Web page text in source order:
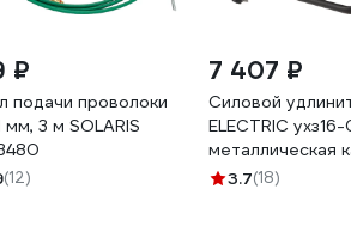
₽
подачи проволоки
3 м SOLARIS
(12)
7 407 ₽
Силовой
ELECTRIC
металлическая
а3, 4 места, ip44,
3.7(18)